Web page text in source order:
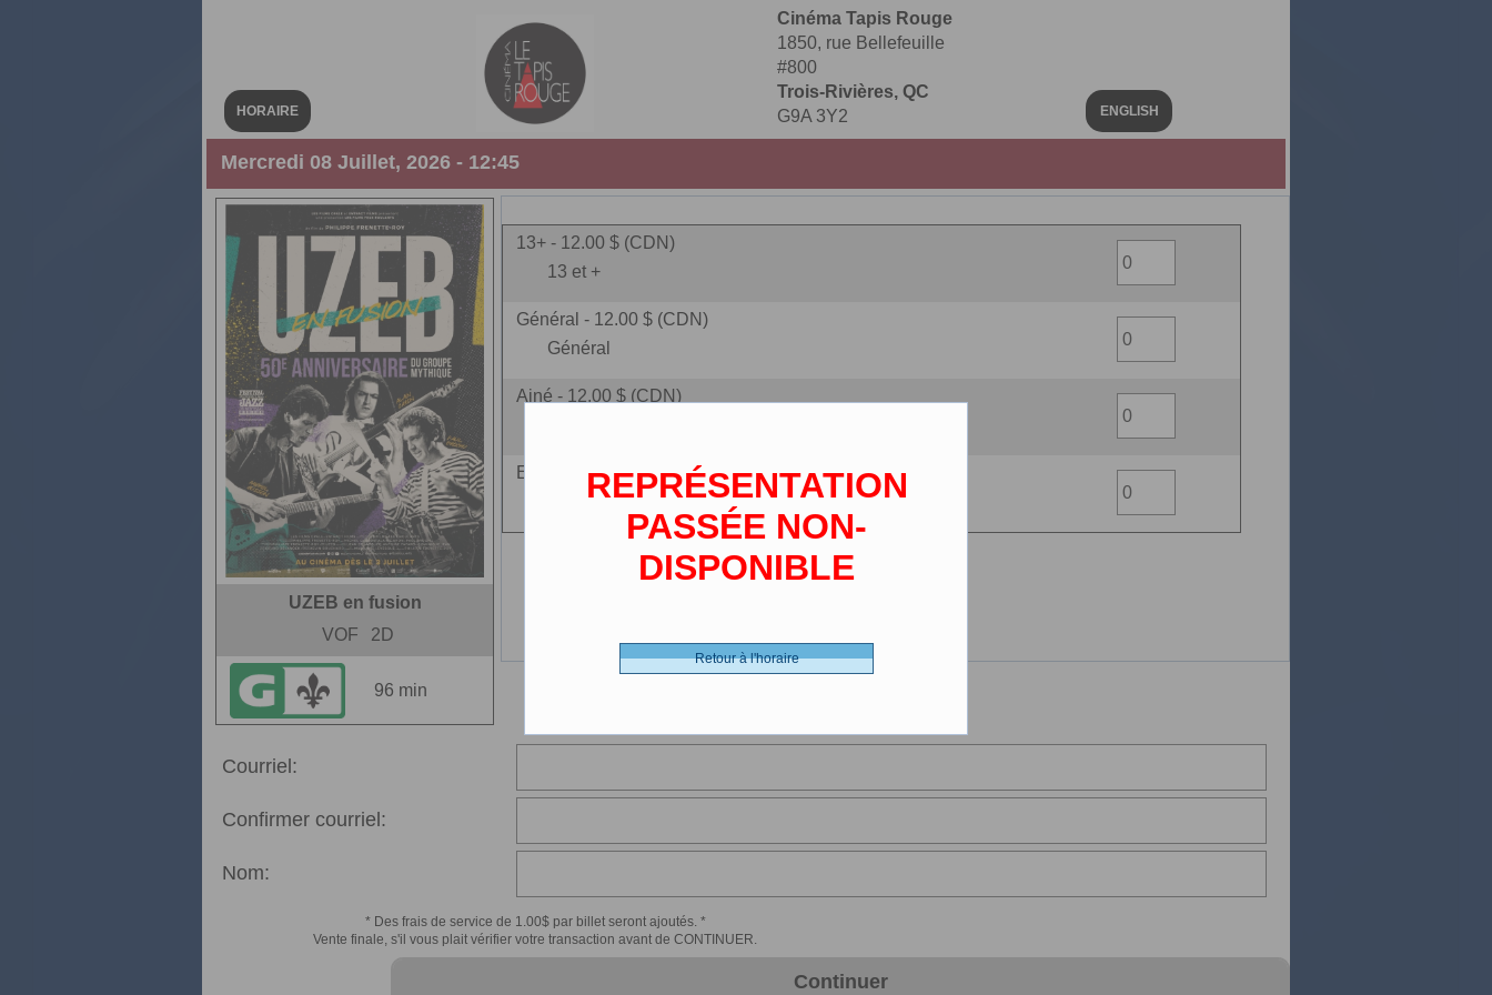
HORAIRE
Cinéma Tapis Rouge
1850, rue Bellefeuille
#800
Trois-Rivières, QC
G9A 3Y2
ENGLISH
Mercredi 08 Juillet, 2026 - 12:45
UZEB en fusion
VOF
2D
96 min
13+ - 12.00 $ (CDN)
13 et +
Général - 12.00 $ (CDN)
Général
Ainé - 12.00 $ (CDN)
Enfant - 9.00 $ (CDN)
(2-12 ans)
Courriel:
Confirmer courriel:
Nom:
* Des frais de service de 1.00$ par billet seront ajoutés. *
Vente finale, s'il vous plait vérifier votre transaction avant de CONTINUER.
Continuer
REPRÉSENTATION
PASSÉE NON-
DISPONIBLE
Retour à l'horaire